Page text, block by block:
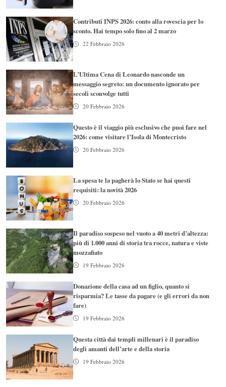
Contributi INPS 2026: conto alla rovescia per lo
sconto. Hai tempo solo fino al 2 marzo
22 Febbraio 2026
L’Ultima Cena di Leonardo nasconde un
messaggio segreto: un documento ignorato per
secoli sconvolge tutti
20 Febbraio 2026
Questo è il viaggio più esclusivo che puoi fare nel
2026: come visitare l’Isola di Montecristo
20 Febbraio 2026
La spesa te la pagherà lo Stato se hai questi
requisiti: la novità 2026
20 Febbraio 2026
Il paradiso sospeso nel vuoto a 40 metri d’altezza:
più di 1.000 anni di storia tra rocce, natura e viste
mozzafiato
19 Febbraio 2026
Donazione della casa ad un figlio, quanto si
risparmia? Le tasse da pagare (e gli errori da non
fare)
19 Febbraio 2026
Questa città dai templi millenari è il paradiso
degli amanti dell’arte e della storia
19 Febbraio 2026